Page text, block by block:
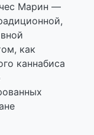
Марин —
как
каннабиса